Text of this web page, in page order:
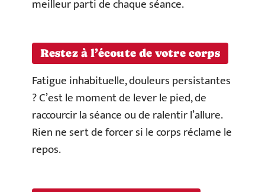
meilleur parti de chaque séance.
Restez à l’écoute de votre corps
Fatigue inhabituelle, douleurs persistantes
? C’est le moment de lever le pied, de
raccourcir la séance ou de ralentir l’allure.
Rien ne sert de forcer si le corps réclame le
repos.